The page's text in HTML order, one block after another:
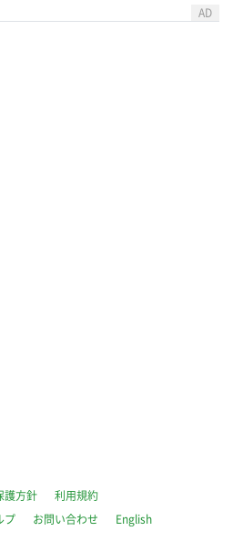
AD
護方針
利用規約
プ お問い合わせ English